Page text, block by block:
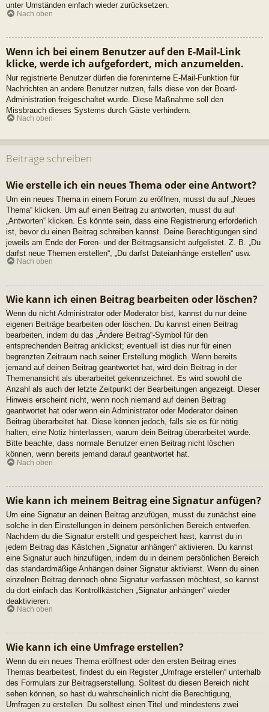
unter Umständen einfach wieder zurücksetzen.
Nach oben
Wenn ich bei einem Benutzer auf den E-Mail-Link
klicke, werde ich aufgefordert, mich anzumelden.
Nur registrierte Benutzer dürfen die foreninterne E-Mail-Funktion für
Nachrichten an andere Benutzer nutzen, falls diese von der Board-
Administration freigeschaltet wurde. Diese Maßnahme soll den
Missbrauch dieses Systems durch Gäste verhindern.
Nach oben
Beiträge schreiben
Wie erstelle ich ein neues Thema oder eine Antwort?
Um ein neues Thema in einem Forum zu eröffnen, musst du auf „Neues
Thema“ klicken. Um auf einen Beitrag zu antworten, musst du auf
„Antworten“ klicken. Es könnte sein, dass eine Registrierung erforderlich
ist, bevor du einen Beitrag schreiben kannst. Deine Berechtigungen sind
jeweils am Ende der Foren- und der Beitragsansicht aufgelistet. Z. B. „Du
darfst neue Themen erstellen“, „Du darfst Dateianhänge erstellen“ usw.
Nach oben
Wie kann ich einen Beitrag bearbeiten oder löschen?
Wenn du nicht Administrator oder Moderator bist, kannst du nur deine
eigenen Beiträge bearbeiten oder löschen. Du kannst einen Beitrag
bearbeiten, indem du das „Ändere Beitrag“-Symbol für den
entsprechenden Beitrag anklickst; eventuell ist dies nur für einen
begrenzten Zeitraum nach seiner Erstellung möglich. Wenn bereits
jemand auf deinen Beitrag geantwortet hat, wird dein Beitrag in der
Themenansicht als überarbeitet gekennzeichnet. Es wird sowohl die
Anzahl als auch der letzte Zeitpunkt der Bearbeitungen angezeigt. Dieser
Hinweis erscheint nicht, wenn noch niemand auf deinen Beitrag
geantwortet hat oder wenn ein Administrator oder Moderator deinen
Beitrag überarbeitet hat. Diese können jedoch, falls sie es für nötig
halten, eine Notiz hinterlassen, warum dein Beitrag überarbeitet wurde.
Bitte beachte, dass normale Benutzer einen Beitrag nicht löschen
können, wenn bereits jemand darauf geantwortet hat.
Nach oben
Wie kann ich meinem Beitrag eine Signatur anfügen?
Um eine Signatur an deinen Beitrag anzufügen, musst du zunächst eine
solche in den Einstellungen in deinem persönlichen Bereich entwerfen.
Nachdem du die Signatur erstellt und gespeichert hast, kannst du in
jedem Beitrag das Kästchen „Signatur anhängen“ aktivieren. Du kannst
eine Signatur auch hinzufügen, indem du in deinem persönlichen Bereich
das standardmäßige Anhängen deiner Signatur aktivierst. Wenn du einen
einzelnen Beitrag dennoch ohne Signatur verfassen möchtest, so kannst
du dort einfach das Kontrollkästchen „Signatur anhängen“ wieder
deaktivieren.
Nach oben
Wie kann ich eine Umfrage erstellen?
Wenn du ein neues Thema eröffnest oder den ersten Beitrag eines
Themas bearbeitest, findest du ein Register „Umfrage erstellen“ unterhalb
des Formulars zur Beitragserstellung. Solltest du diesen Bereich nicht
sehen können, so hast du wahrscheinlich nicht die Berechtigung,
Umfragen zu erstellen. Du solltest einen Titel und mindestens zwei